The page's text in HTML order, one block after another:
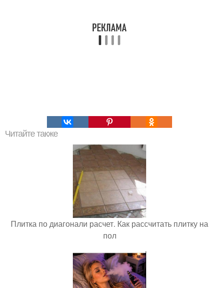
Читайте также
Плитка по диагонали расчет. Как рассчитать плитку на
пол